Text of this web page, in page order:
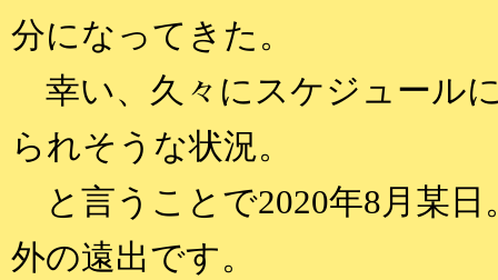
分になってきた。
幸い、久々にスケジュール
られそうな状況。
と言うことで2020年8月某日
外の遠出です。